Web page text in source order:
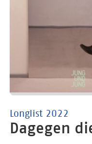
Longlist 2022
Dagegen